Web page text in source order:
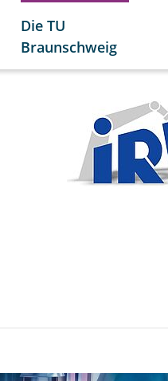
Die TU
Braunschweig